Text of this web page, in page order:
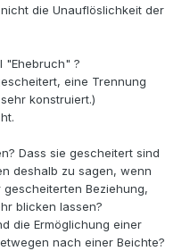
die Unauflöslichkeit der
"Ehebruch" ?
eine Trennung
konstruiert.)
Dass sie gescheitert sind
deshalb zu sagen, wenn
Beziehung,
blicken lassen?
die Ermöglichung einer
nach einer Beichte?